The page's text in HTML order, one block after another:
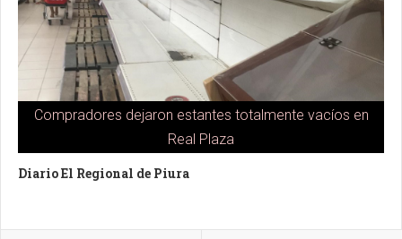
Compradores dejaron estantes totalmente vacíos en
Real Plaza
Diario El Regional de Piura